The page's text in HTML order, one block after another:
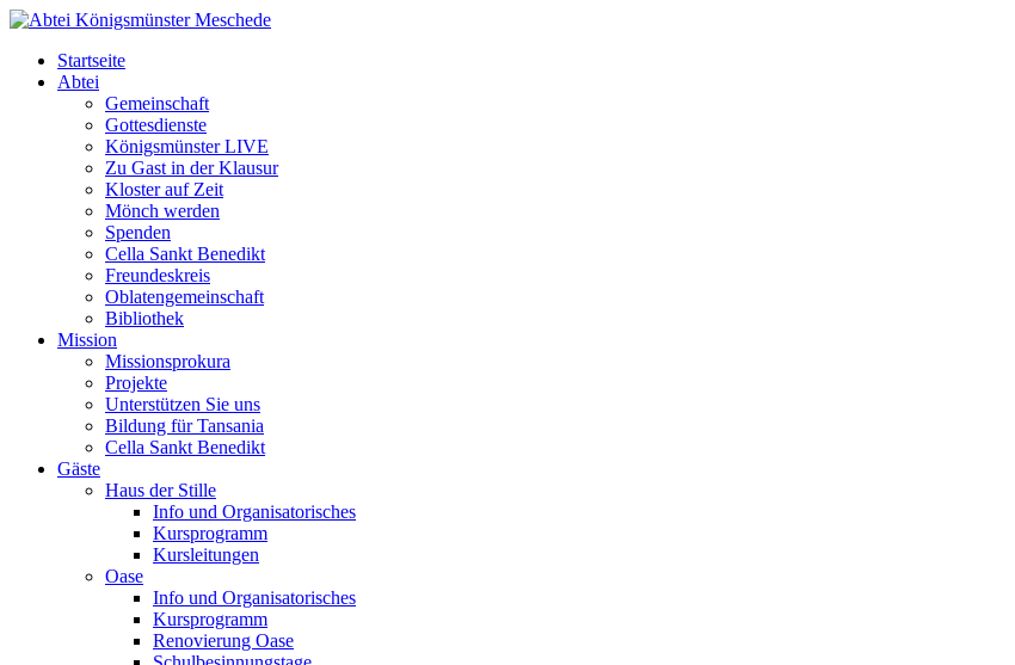
Startseite
Abtei
Gemeinschaft
Gottesdienste
Königsmünster LIVE
Zu Gast in der Klausur
Kloster auf Zeit
Mönch werden
Spenden
Cella Sankt Benedikt
Freundeskreis
Oblatengemeinschaft
Bibliothek
Mission
Missionsprokura
Projekte
Unterstützen Sie uns
Bildung für Tansania
Cella Sankt Benedikt
Gäste
Haus der Stille
Info und Organisatorisches
Kursprogramm
Kursleitungen
Oase
Info und Organisatorisches
Kursprogramm
Renovierung Oase